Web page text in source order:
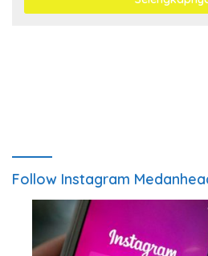
Follow Instagram